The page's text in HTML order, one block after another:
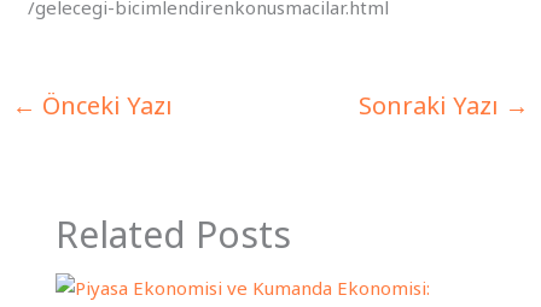
/gelecegi-bicimlendirenkonusmacilar.html
← Önceki Yazı Sonraki Yazı →
Related Posts